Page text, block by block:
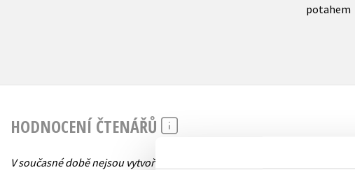
potahem
HODNOCENÍ ČTENÁŘŮ
V současné době nejsou vytvořena žádná